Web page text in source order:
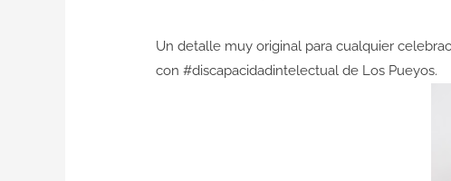
Un detalle muy original para cualquier
con #discapacidadintelectualde Los Pueyos.